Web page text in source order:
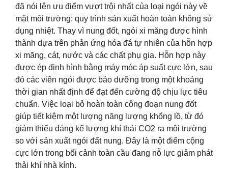
đã nói lên ưu điểm vượt trội nhất của loại ngói này về
mặt môi trường: quy trình sản xuất hoàn toàn không sử
dụng nhiệt. Thay vì nung đốt, ngói xi măng được hình
thành dựa trên phản ứng hóa đá tự nhiên của hỗn hợp
xi măng, cát, nước và các chất phụ gia. Hỗn hợp này
được ép định hình bằng máy móc áp suất cực lớn, sau
đó các viên ngói được bảo dưỡng trong một khoảng
thời gian nhất định để đạt đến cường độ chịu lực tiêu
chuẩn. Việc loại bỏ hoàn toàn công đoạn nung đốt
giúp tiết kiệm một lượng năng lượng khổng lồ, từ đó
giảm thiểu đáng kể lượng khí thải CO2 ra môi trường
so với sản xuất ngói đất nung. Đây là một điểm cộng
cực lớn trong bối cảnh toàn cầu đang nỗ lực giảm phát
thải khí nhà kính.